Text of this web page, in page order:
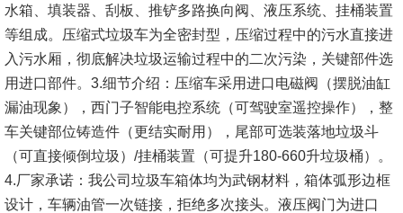
水箱、填装器、刮板、推铲多路换向阀、液压系统、挂桶装置
等组成。压缩式垃圾车为全密封型，压缩过程中的污水直接进
入污水厢，彻底解决垃圾运输过程中的二次污染，关键部件选
用进口部件。 3.细节介绍：压缩车采用进口电磁阀（摆脱油缸
漏油现象），西门子智能电控系统（可驾驶室遥控操作），整
车关键部位铸造件（更结实耐用），尾部可选装落地垃圾斗
（可直接倾倒垃圾）/挂桶装置（可提升180-660升垃圾桶）。
4.厂家承诺：我公司垃圾车箱体均为武钢材料，箱体弧形边框
设计，车辆油管一次链接，拒绝多次接头。液压阀门为进口